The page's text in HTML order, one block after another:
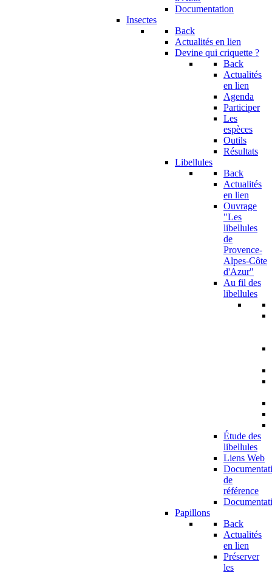
Documentation
Insectes
Back
Actualités en lien
Devine qui criquette ?
Back
Actualités
en lien
Agenda
Participer
Les
espèces
Outils
Résultats
Libellules
Back
Actualités
en lien
Ouvrage
"Les
libellules
de
Provence-
Alpes-Côte
d'Azur"
Au fil des
libellules
Étude des
libellules
Liens Web
de
référence
Papillons
Back
Actualités
en lien
Préserver
les